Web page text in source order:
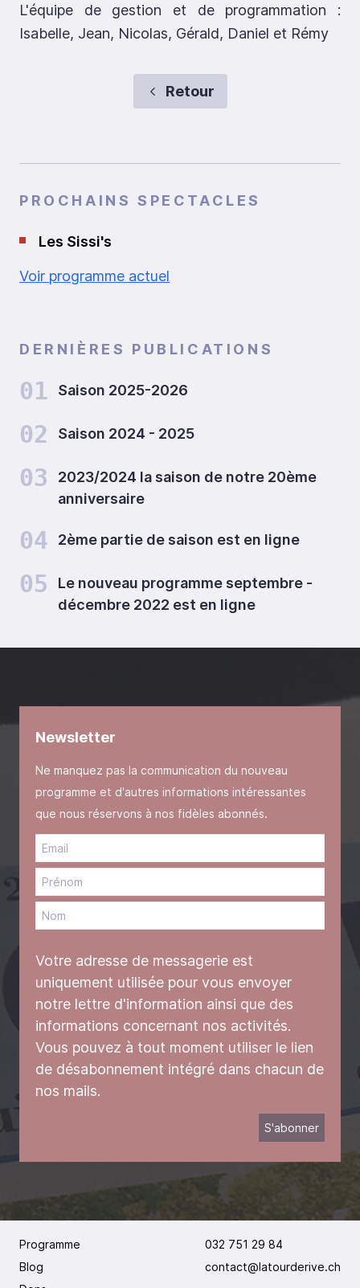
L'équipe de gestion et de programmation :
Isabelle, Jean, Nicolas, Gérald, Daniel et Rémy
Retour
PROCHAINS SPECTACLES
Les Sissi's
Voir programme actuel
DERNIÈRES PUBLICATIONS
01 Saison 2025-2026
02 Saison 2024 - 2025
03
2023/2024 la saison de notre 20ème
anniversaire
04 2ème partie de saison est en ligne
05
Le nouveau programme septembre -
décembre 2022 est en ligne
Newsletter
Ne manquez pas la communication du nouveau
programme et d'autres informations intéressantes
que nous réservons à nos fidèles abonnés.
Votre adresse de messagerie est
uniquement utilisée pour vous envoyer
notre lettre d'information ainsi que des
informations concernant nos activités.
Vous pouvez à tout moment utiliser le lien
de désabonnement intégré dans chacun de
nos mails.
Programme
Blog
032 751 29 84
contact@latourderive.ch